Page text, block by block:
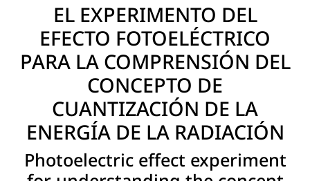
EL EXPERIMENTO DEL
EFECTO FOTOELÉCTRICO
PARA LA COMPRENSIÓN DEL
CONCEPTO DE
CUANTIZACIÓN DE LA
ENERGÍA DE LA RADIACIÓN
Photoelectric effect experiment